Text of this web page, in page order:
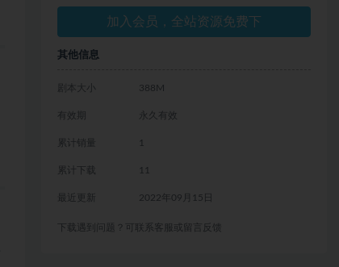
加入会员，全站资源免费下
其他信息
剧本大小 388M
有效期 永久有效
累计销量 1
累计下载 11
最近更新 2022年09月15日
下载遇到问题？可联系客服或留言反馈